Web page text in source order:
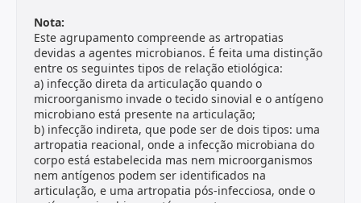
Nota:
Este agrupamento compreende as artropatias
devidas a agentes microbianos. É feita uma distinção
entre os seguintes tipos de relação etiológica:
a) infecção direta da articulação quando o
microorganismo invade o tecido sinovial e o antígeno
microbiano está presente na articulação;
b) infecção indireta, que pode ser de dois tipos: uma
artropatia reacional, onde a infecção microbiana do
corpo está estabelecida mas nem microorganismos
nem antígenos podem ser identificados na
articulação, e uma artropatia pós-infecciosa, onde o